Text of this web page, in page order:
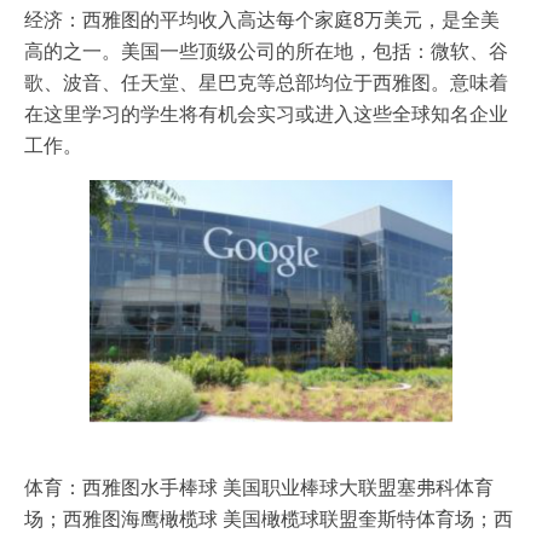
经济：西雅图的平均收入高达每个家庭8万美元，是全美
高的之一。美国一些顶级公司的所在地，包括：微软、谷
歌、波音、任天堂、星巴克等总部均位于西雅图。意味着
在这里学习的学生将有机会实习或进入这些全球知名企业
工作。
体育：西雅图水手棒球 美国职业棒球大联盟塞弗科体育
场；西雅图海鹰橄榄球 美国橄榄球联盟奎斯特体育场；西